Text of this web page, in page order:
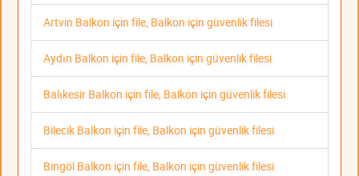
Artvin Balkon için file, Balkon için güvenlik filesi
Aydın Balkon için file, Balkon için güvenlik filesi
Balıkesir Balkon için file, Balkon için güvenlik filesi
Bilecik Balkon için file, Balkon için güvenlik filesi
Bingöl Balkon için file, Balkon için güvenlik filesi